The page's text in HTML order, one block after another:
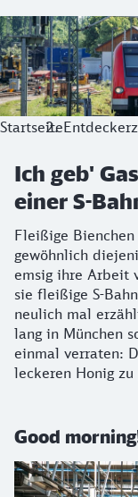
Ich geb'
Fleißige Bienchen
Startseite
Ich geb'
einer S-
Fleißige
gewöhnlich
emsig ihre Arbeit
sie fleißige S-
neulich mal
lang in München
einmal verraten:
leckeren Honig
Good